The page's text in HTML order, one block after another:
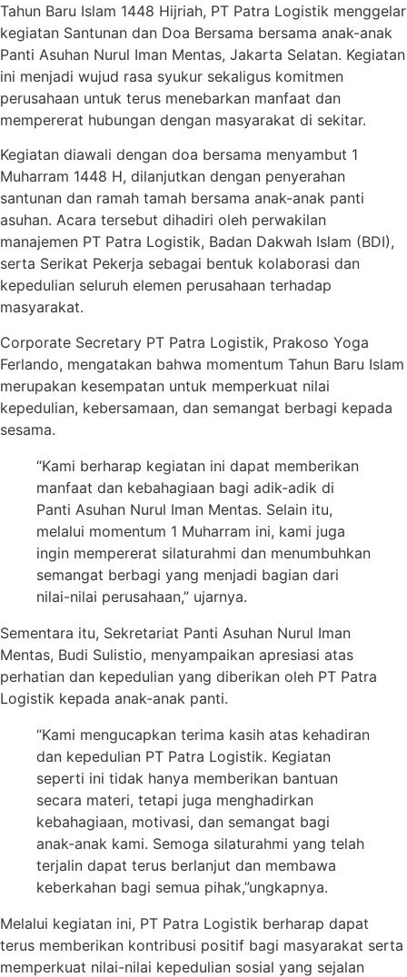
Tahun Baru Islam 1448 Hijriah, PT Patra Logistik menggelar
kegiatan Santunan dan Doa Bersama bersama anak-anak
Panti Asuhan Nurul Iman Mentas, Jakarta Selatan. Kegiatan
ini menjadi wujud rasa syukur sekaligus komitmen
perusahaan untuk terus menebarkan manfaat dan
mempererat hubungan dengan masyarakat di sekitar.
Kegiatan diawali dengan doa bersama menyambut 1
Muharram 1448 H, dilanjutkan dengan penyerahan
santunan dan ramah tamah bersama anak-anak panti
asuhan. Acara tersebut dihadiri oleh perwakilan
manajemen PT Patra Logistik, Badan Dakwah Islam (BDI),
serta Serikat Pekerja sebagai bentuk kolaborasi dan
kepedulian seluruh elemen perusahaan terhadap
masyarakat.
Corporate Secretary PT Patra Logistik, Prakoso Yoga
Ferlando, mengatakan bahwa momentum Tahun Baru Islam
merupakan kesempatan untuk memperkuat nilai
kepedulian, kebersamaan, dan semangat berbagi kepada
sesama.
“Kami berharap kegiatan ini dapat memberikan
manfaat dan kebahagiaan bagi adik-adik di
Panti Asuhan Nurul Iman Mentas. Selain itu,
melalui momentum 1 Muharram ini, kami juga
ingin mempererat silaturahmi dan menumbuhkan
semangat berbagi yang menjadi bagian dari
nilai-nilai perusahaan,” ujarnya.
Sementara itu, Sekretariat Panti Asuhan Nurul Iman
Mentas, Budi Sulistio, menyampaikan apresiasi atas
perhatian dan kepedulian yang diberikan oleh PT Patra
Logistik kepada anak-anak panti.
“Kami mengucapkan terima kasih atas kehadiran
dan kepedulian PT Patra Logistik. Kegiatan
seperti ini tidak hanya memberikan bantuan
secara materi, tetapi juga menghadirkan
kebahagiaan, motivasi, dan semangat bagi
anak-anak kami. Semoga silaturahmi yang telah
terjalin dapat terus berlanjut dan membawa
keberkahan bagi semua pihak,”ungkapnya.
Melalui kegiatan ini, PT Patra Logistik berharap dapat
terus memberikan kontribusi positif bagi masyarakat serta
memperkuat nilai-nilai kepedulian sosial yang sejalan